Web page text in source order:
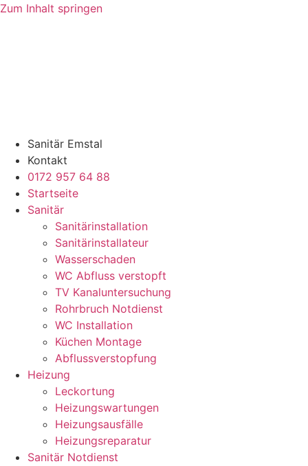
Zum Inhalt springen
Sanitär Emstal
Kontakt
0172 957 64 88
Startseite
Sanitär
Sanitärinstallation
Sanitärinstallateur
Wasserschaden
WC Abfluss verstopft
TV Kanaluntersuchung
Rohrbruch Notdienst
WC Installation
Küchen Montage
Abflussverstopfung
Heizung
Leckortung
Heizungswartungen
Heizungsausfälle
Heizungsreparatur
Sanitär Notdienst